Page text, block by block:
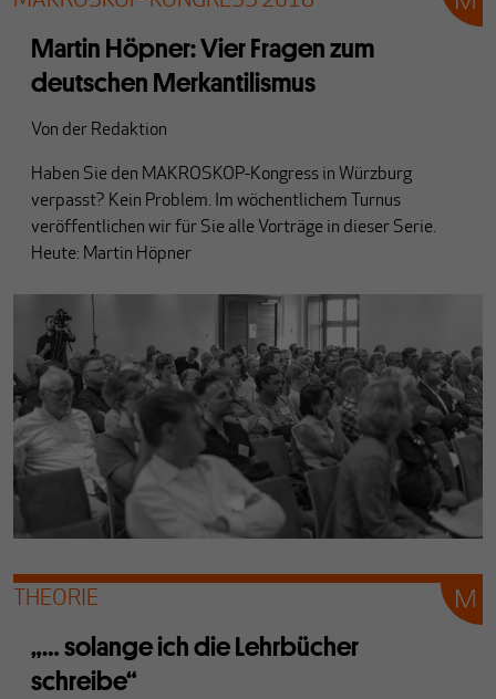
Martin Höpner: Vier Fragen zum
deutschen Merkantilismus
Von der Redaktion
Haben Sie den MAKROSKOP-Kongress in Würzburg
verpasst? Kein Problem. Im wöchentlichem Turnus
veröffentlichen wir für Sie alle Vorträge in dieser Serie.
Heute: Martin Höpner
THEORIE
„… solange ich die Lehrbücher
schreibe“